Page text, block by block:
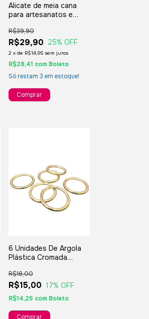
Alicate de meia cana
para artesanatos e
R$29,90
R$39,90
25% OFF
2 xde R$14,95 sem juros
R$28,41 com Boleto
Só restam3 em estoque!
6 Unidades De Argola
Plástica Cromada
Brincos Bijuterias
Artesanatos E
Lembranças
R$15,00
R$18,00
17% OFF
R$14,25 com Boleto